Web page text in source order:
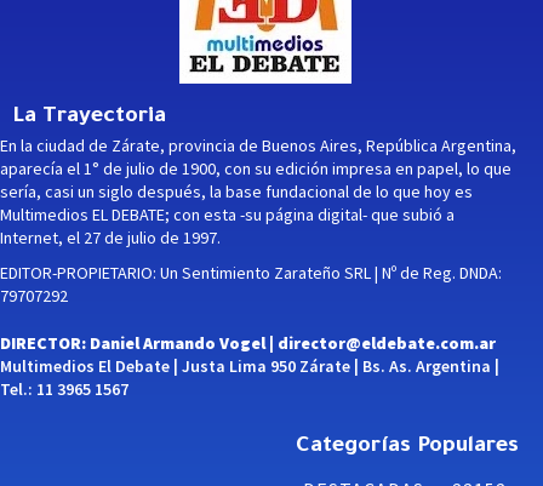
La Trayectoria
En la ciudad de Zárate, provincia de Buenos Aires, República Argentina,
aparecía el 1° de julio de 1900, con su edición impresa en papel, lo que
sería, casi un siglo después, la base fundacional de lo que hoy es
Multimedios EL DEBATE; con esta -su página digital- que subió a
Internet, el 27 de julio de 1997.
EDITOR-PROPIETARIO: Un Sentimiento Zarateño SRL | Nº de Reg. DNDA:
79707292
DIRECTOR: Daniel Armando Vogel | director@eldebate.com.ar
Multimedios El Debate | Justa Lima 950 Zárate | Bs. As. Argentina |
Tel.: 11 3965 1567
Categorías Populares